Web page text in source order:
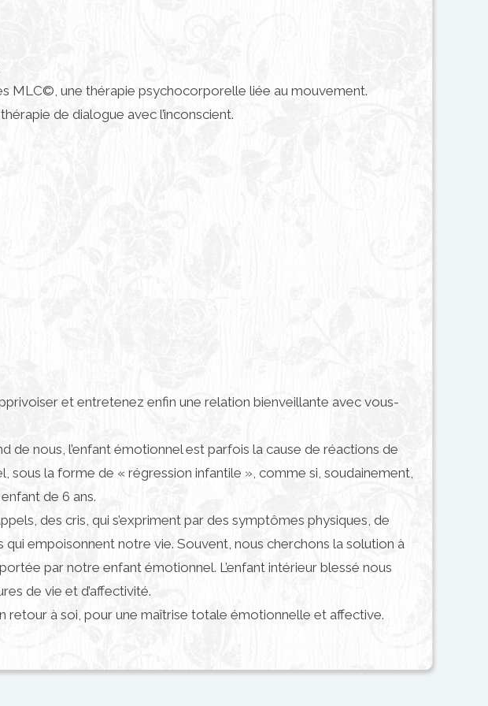
MLC©, une thérapie psychocorporelle liée au mouvement.
de dialogue avec l’inconscient.
et entretenez enfin une relation bienveillante avec vous-
de nous, l’enfant émotionnel est parfois la cause de réactions de
la forme de « régression infantile », comme si, soudainement,
de 6 ans.
des cris, qui s’expriment par des symptômes physiques, de
empoisonnent notre vie. Souvent, nous cherchons la solution à
par notre enfant émotionnel. L’enfant intérieur blessé nous
de vie et d’affectivité.
retour à soi, pour une maîtrise totale émotionnelle et affective.